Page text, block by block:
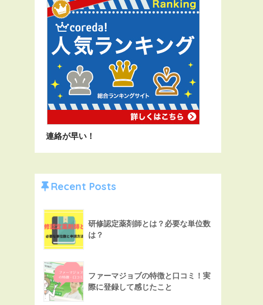
連絡が早い！
Recent Posts
研修認定薬剤師とは？必要な単位数
は？
ファーマジョブの特徴と口コミ！実
際に登録して感じたこと